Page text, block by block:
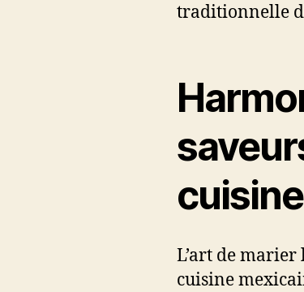
traditionnelle
L’art de marier
cuisine